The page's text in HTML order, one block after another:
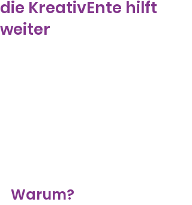
die KreativEnte hilft
weiter
Warum?